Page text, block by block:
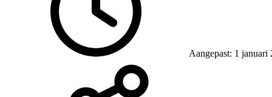
Aangepast: 1 januari